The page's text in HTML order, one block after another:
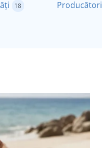
18 Producători